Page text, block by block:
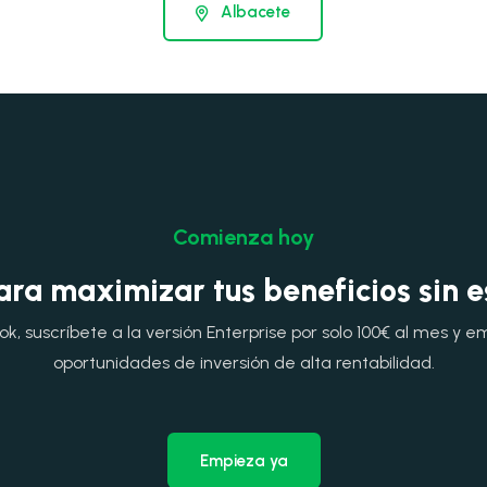
Albacete
Comienza hoy
maximizar tus beneficios sin
suscríbete a la versión Enterprise por solo 100€ al mes y
oportunidades de inversión de alta rentabilidad.
Empieza ya